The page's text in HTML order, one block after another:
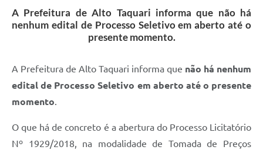
A Prefeitura de Alto Taquari informa que não há
nenhum edital de Processo Seletivo em aberto até o
presente momento.
A Prefeitura de Alto Taquari informa que não há nenhum
edital de Processo Seletivo em aberto até o presente
momento.
O que há de concreto é a abertura do Processo Licitatório
Nº 1929/2018, na modalidade de Tomada de Preços